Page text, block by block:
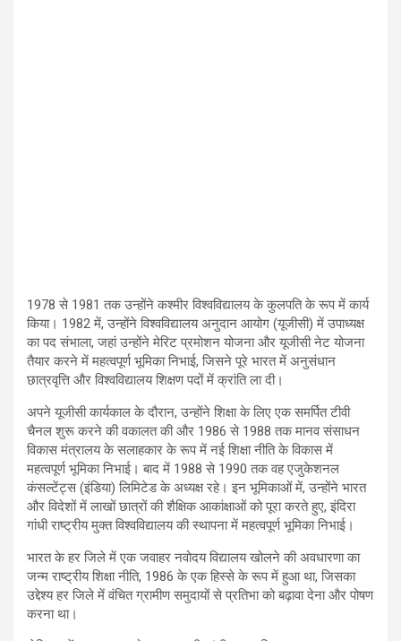
1978 से 1981 तक उन्होंने कश्मीर विश्वविद्यालय के कुलपति के रूप में कार्य
किया। 1982में,उन्होंने विश्वविद्यालय अनुदान आयोग (यूजीसी) में उपाध्यक्ष
का पद संभाला,जहां उन्होंने मेरिट प्रमोशन योजना और यूजीसी नेट योजना
तैयार करने में महत्वपूर्ण भूमिका निभाई,जिसने पूरे भारत में अनुसंधान
छात्रवृत्ति और विश्वविद्यालय शिक्षण पदों में क्रांति ला दी।
अपने यूजीसी कार्यकाल के दौरान,उन्होंने शिक्षा के लिए एक समर्पित टीवी
चैनल शुरू करने की वकालत की और 1986 से 1988 तक मानव संसाधन
विकास मंत्रालय के सलाहकार के रूप में नई शिक्षा नीति के विकास में
महत्वपूर्ण भूमिका निभाई। बाद में 1988 से 1990 तक वह एजुकेशनल
कंसल्टेंट्स (इंडिया) लिमिटेड के अध्यक्ष रहे। इन भूमिकाओं में,उन्होंने भारत
और विदेशों में लाखों छात्रों की शैक्षिक आकांक्षाओं को पूरा करते हुए,इंदिरा
गांधी राष्ट्रीय मुक्त विश्वविद्यालय की स्थापना में महत्वपूर्ण भूमिका निभाई।
भारत के हर जिले में एक जवाहर नवोदय विद्यालय खोलने की अवधारणा का
जन्म राष्ट्रीय शिक्षा नीति, 1986 के एक हिस्से के रूप में हुआ था,जिसका
उद्देश्य हर जिले में वंचित ग्रामीण समुदायों से प्रतिभा को बढ़ावा देना और पोषण
करना था।